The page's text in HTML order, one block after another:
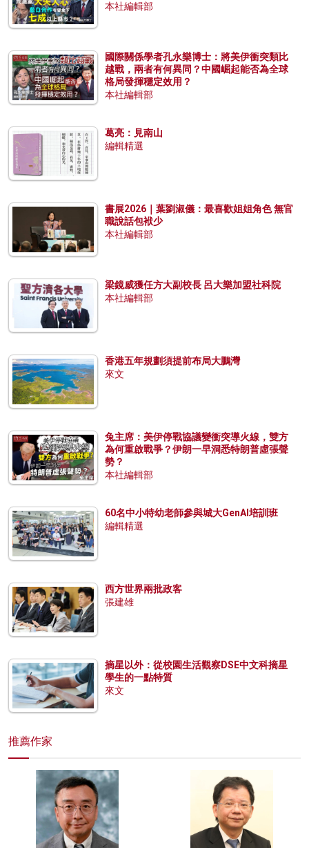
本社編輯部
國際關係學者孔永樂博士：將美伊衝突類比
越戰，兩者有何異同？中國崛起能否為全球
格局發揮穩定效用？
本社編輯部
葛亮：見南山
編輯精選
書展2026｜葉劉淑儀：最喜歡姐姐角色 無官
職說話包袱少
本社編輯部
梁鏡威獲任方大副校長 呂大樂加盟社科院
本社編輯部
香港五年規劃須提前布局大鵬灣
來文
兔主席：美伊停戰協議變衝突導火線，雙方
為何重啟戰爭？伊朗一早洞悉特朗普虛張聲
勢？
本社編輯部
60名中小特幼老師參與城大GenAI培訓班
編輯精選
西方世界兩批政客
張建雄
摘星以外：從校園生活觀察DSE中文科摘星
學生的一點特質
來文
推薦作家